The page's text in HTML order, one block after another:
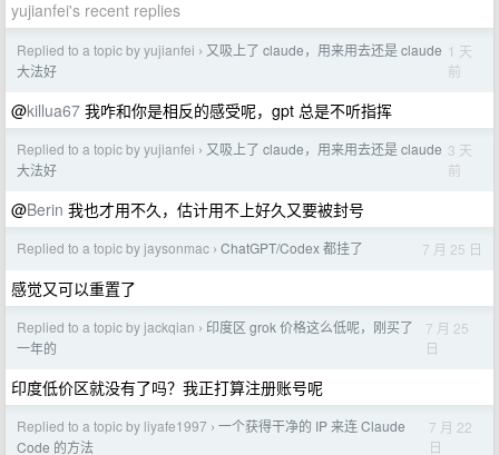
yujianfei's recent replies
Replied to a topic by yujianfei › 又吸上了 claude，用来用去还是 claude
大法好
1 天
前
@killua67 我咋和你是相反的感受呢，gpt 总是不听指挥
Replied to a topic by yujianfei › 又吸上了 claude，用来用去还是 claude
大法好
3 天
前
@Berin 我也才用不久，估计用不上好久又要被封号
Replied to a topic by jaysonmac › ChatGPT/Codex 都挂了 7 月 25 日
感觉又可以重置了
Replied to a topic by jackqian › 印度区 grok 价格这么低呢，刚买了
一年的
7 月 25
日
印度低价区就没有了吗？我正打算注册账号呢
Replied to a topic by liyafe1997 › 一个获得干净的 IP 来连 Claude
Code 的方法
7 月 22
日